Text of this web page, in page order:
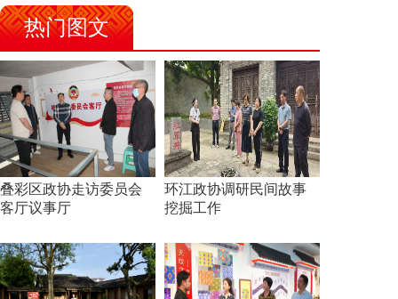
热门图文
叠彩区政协走访委员会
客厅议事厅
环江政协调研民间故事
挖掘工作